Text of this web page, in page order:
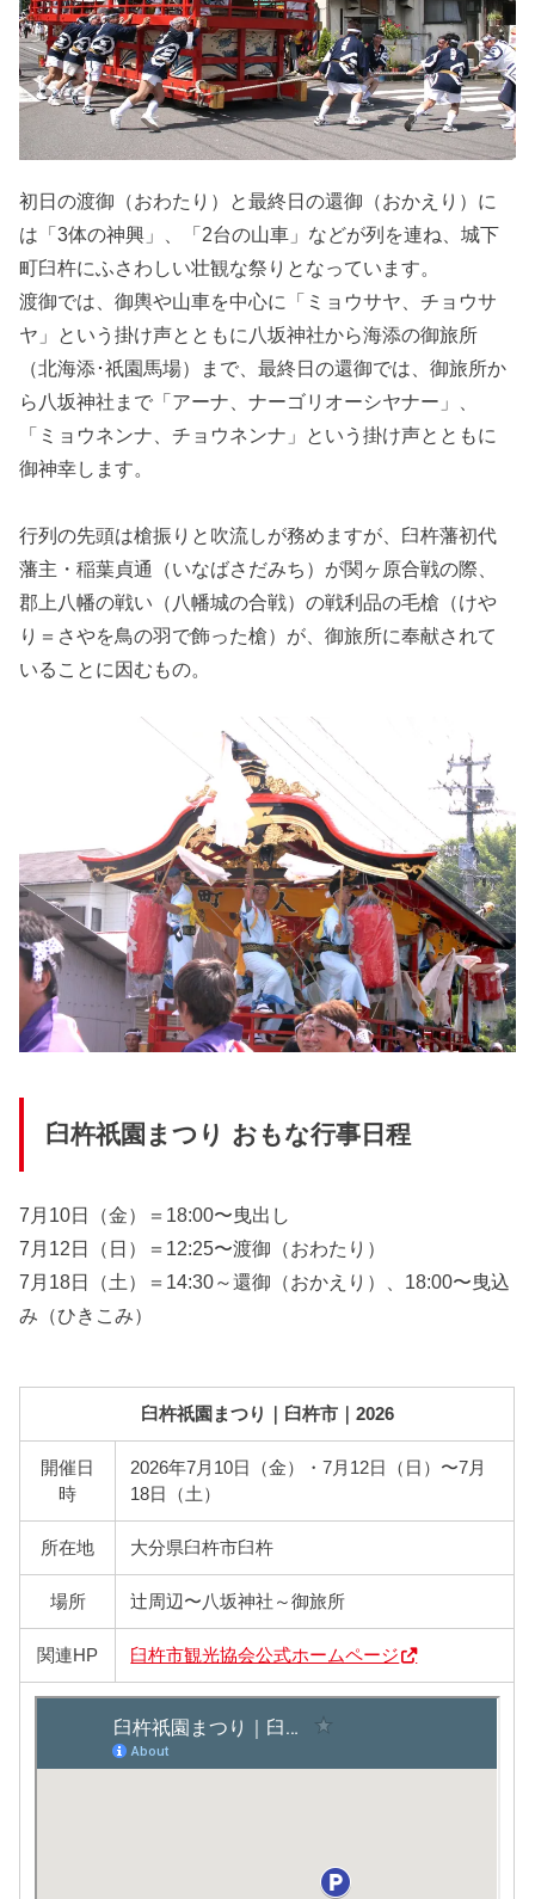
初日の渡御（おわたり）と最終日の還御（おかえり）に
は「3体の神興」、「2台の山車」などが列を連ね、城下
町臼杵にふさわしい壮観な祭りとなっています。
渡御では、御輿や山車を中心に「ミョウサヤ、チョウサ
ヤ」という掛け声とともに八坂神社から海添の御旅所
（北海添･祇園馬場）まで、最終日の還御では、御旅所か
ら八坂神社まで「アーナ、ナーゴリオーシヤナー」、
「ミョウネンナ、チョウネンナ」という掛け声とともに
御神幸します。
行列の先頭は槍振りと吹流しが務めますが、臼杵藩初代
藩主・稲葉貞通（いなばさだみち）が関ヶ原合戦の際、
郡上八幡の戦い（八幡城の合戦）の戦利品の毛槍（けや
り＝さやを鳥の羽で飾った槍）が、御旅所に奉献されて
いることに因むもの。
臼杵祇園まつり おもな行事日程
7月10日（金）＝18:00〜曳出し
7月12日（日）＝12:25〜渡御（おわたり）
7月18日（土）＝14:30～還御（おかえり）、18:00〜曳込
み（ひきこみ）
臼杵祇園まつり｜臼杵市｜2026
開催日
時
2026年7月10日（金）・7月12日（日）〜7月
18日（土）
所在地 大分県臼杵市臼杵
場所 辻周辺〜八坂神社～御旅所
関連HP 臼杵市観光協会公式ホームページ